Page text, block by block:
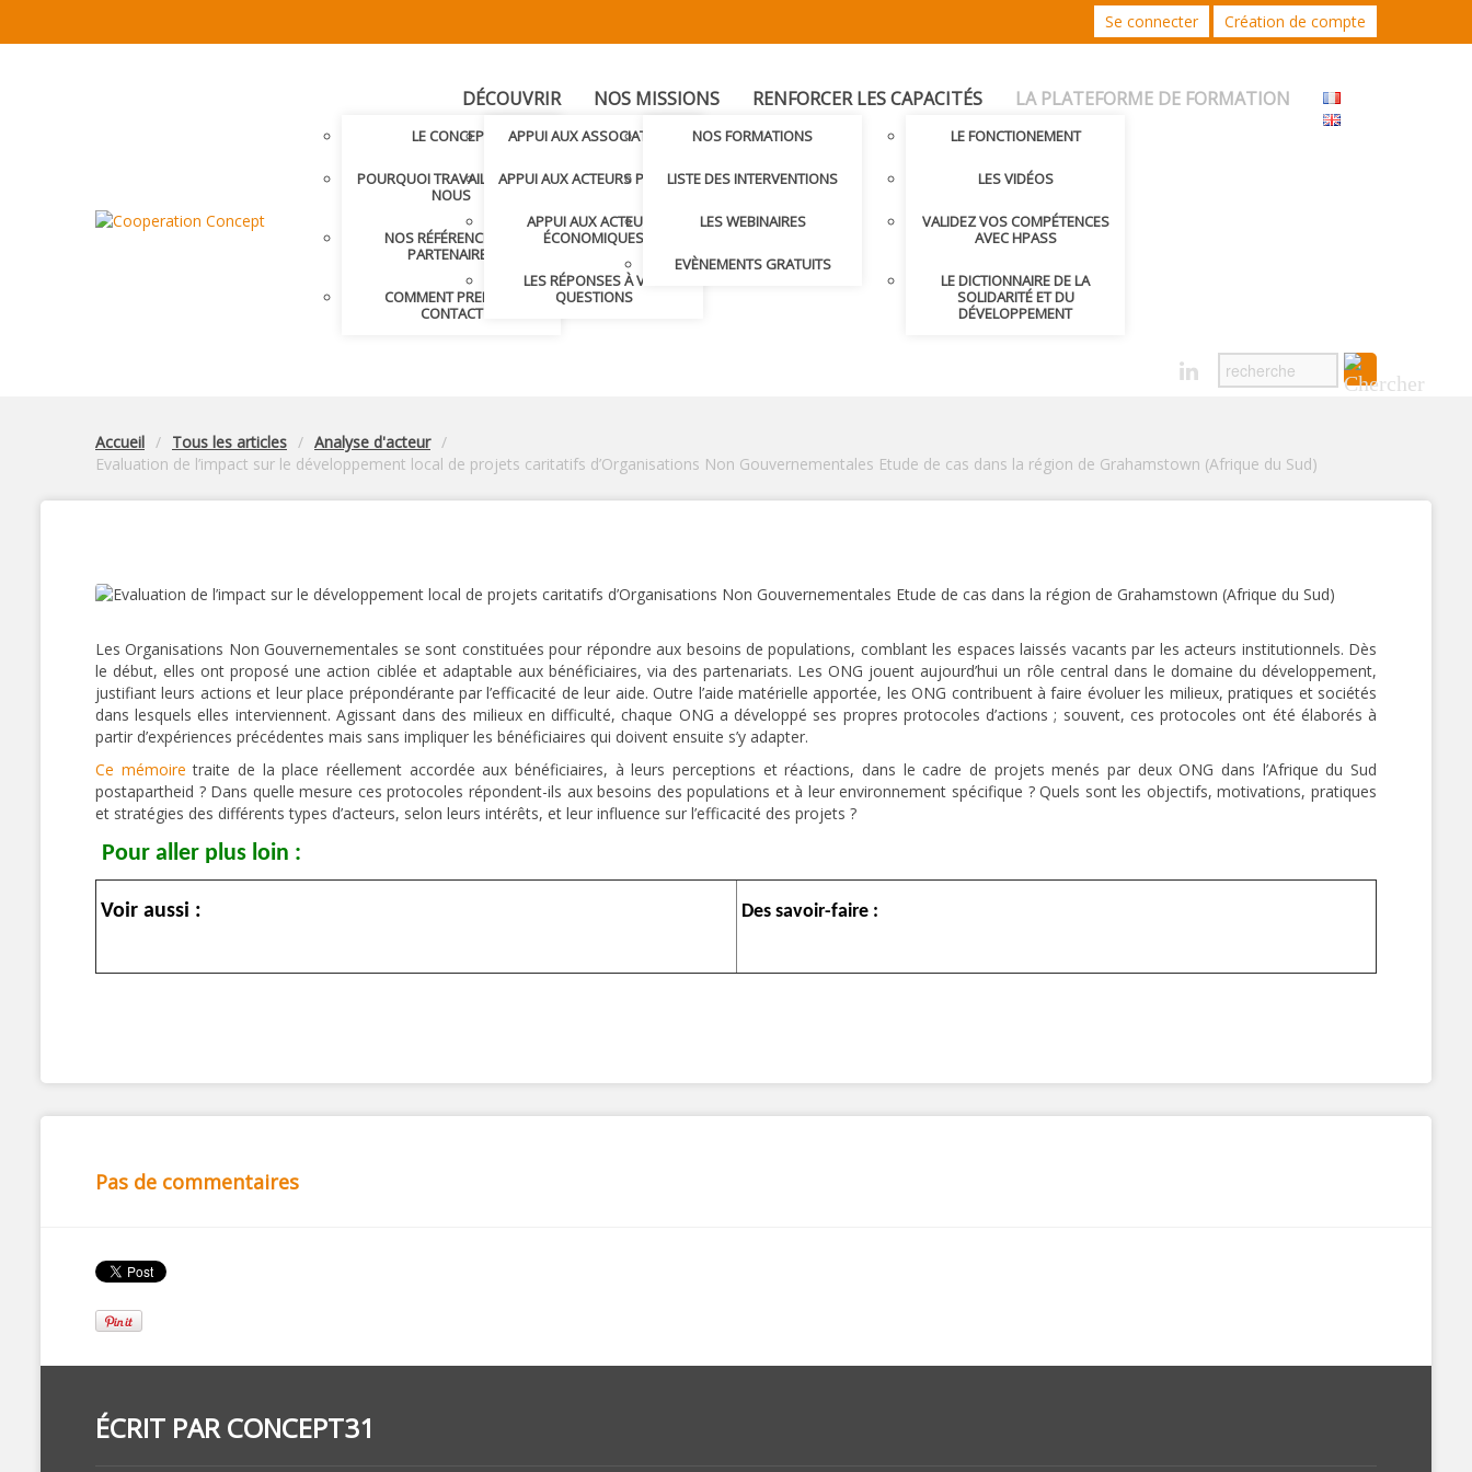
Se connecter Création de compte
DÉCOUVRIR
LE CONCEPT
POURQUOI TRAVAILLER AVEC
NOUS
NOS RÉFÉRENCES ET
PARTENAIRES
COMMENT PRENDRE
CONTACT
NOS MISSIONS
APPUI AUX ASSOCIATIONS
APPUI AUX ACTEURS PUBLICS
APPUI AUX ACTEURS
ÉCONOMIQUES
LES RÉPONSES À VOS
QUESTIONS
RENFORCER LES CAPACITÉS
NOS FORMATIONS
LISTE DES INTERVENTIONS
LES WEBINAIRES
EVÈNEMENTS GRATUITS
LA PLATEFORME DE FORMATION
LE FONCTIONEMENT
LES VIDÉOS
VALIDEZ VOS COMPÉTENCES
AVEC HPASS
LE DICTIONNAIRE DE LA
SOLIDARITÉ ET DU
DÉVELOPPEMENT
Accueil Tous les articles
Analyse d'acteur
Evaluation de l’impact sur le développement local de projets caritatifs d’Organisations Non Gouvernementales Etude de cas dans la région de Grahamstown (Afrique du Sud)
Les Organisations Non Gouvernementales se sont constituées pour répondre aux besoins de populations, comblant les espaces laissés vacants par les acteurs institutionnels. Dès
le début, elles ont proposé une action ciblée et adaptable aux bénéficiaires, via des partenariats. Les ONG jouent aujourd’hui un rôle central dans le domaine du développement,
justifiant leurs actions et leur place prépondérante par l’efficacité de leur aide. Outre l’aide matérielle apportée, les ONG contribuent à faire évoluer les milieux, pratiques et sociétés
dans lesquels elles interviennent. Agissant dans des milieux en difficulté, chaque ONG a développé ses propres protocoles d’actions ; souvent, ces protocoles ont été élaborés à
partir d’expériences précédentes mais sans impliquer les bénéficiaires qui doivent ensuite s’y adapter.
Ce mémoire traite de la place réellement accordée aux bénéficiaires, à leurs perceptions et réactions, dans le cadre de projets menés par deux ONG dans l’Afrique du Sud
postapartheid ? Dans quelle mesure ces protocoles répondent-ils aux besoins des populations et à leur environnement spécifique ? Quels sont les objectifs, motivations, pratiques
et stratégies des différents types d’acteurs, selon leurs intérêts, et leur influence sur l’efficacité des projets ?
Pour aller plus loin :
Voir aussi : Des savoir-faire :
Pas de commentaires
ÉCRIT PARCONCEPT31